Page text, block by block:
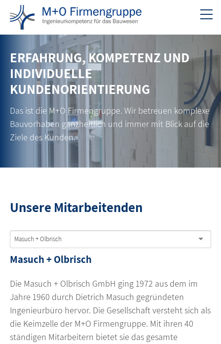
ERFAHRUNG, KOMPETENZ UND
INDIVIDUELLE
KUNDENORIENTIERUNG
Das ist die M+O Firmengruppe. Wir betreuen komplexe
Bauvorhaben ganzheitlich und immer mit Blick auf die
Ziele des Kunden.
Unsere Mitarbeitenden
Masuch + Olbrisch
Masuch + Olbrisch
Die Masuch + Olbrisch GmbH ging 1972 aus dem im
Jahre 1960 durch Dietrich Masuch gegründeten
Ingenieurbüro hervor. Die Gesellschaft versteht sich als
die Keimzelle der M+O Firmengruppe. Mit ihren 40
ständigen Mitarbeitern bietet sie das gesamte